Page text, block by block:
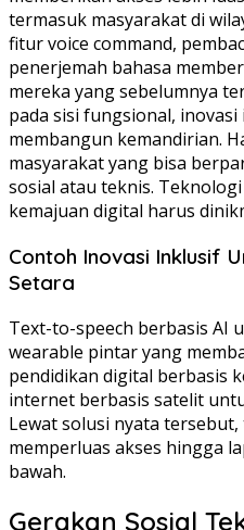
termasuk masyarakat di
fitur voice command,
penerjemah bahasa
mereka yang sebelumnya
pada sisi fungsional,
membangun kemandirian.
masyarakat yang bisa
sosial atau teknis.
kemajuan digital harus
Contoh Inovasi Inklusif
Setara
Text-to-speech berbasis AI
wearable pintar yang
pendidikan digital berbasis
internet berbasis satelit
Lewat solusi nyata
memperluas akses hingga
bawah.
Gerakan Sosial